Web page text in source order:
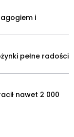
i
pełne radości
nawet 2 000